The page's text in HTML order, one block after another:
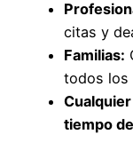
citas y
Familias:
todos los
tiempo